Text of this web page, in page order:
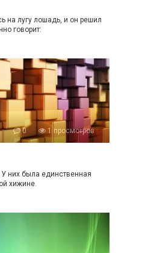
на лугу лошадь, и он решил
говорит:
0 1 просмотров
них была единственная
хижине.